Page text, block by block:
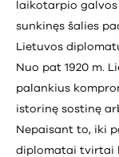
laikotarpio
sunkinęs šalies
Lietuvos
Nuo pat 1920 m.
palankius
istorinę sostinę
Nepaisant to, iki
diplomatai tvirtai